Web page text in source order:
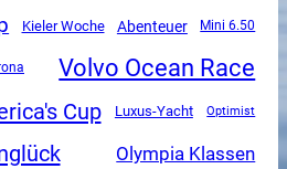
Kieler Woche Abenteuer Mini 6.50
Volvo Ocean Race
Cup Luxus-Yacht Optimist
Olympia Klassen